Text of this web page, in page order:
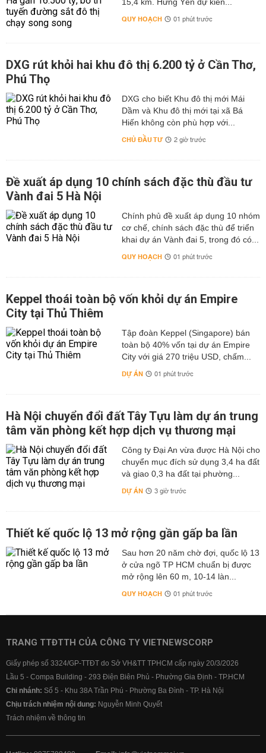
QUY HOẠCH 01 phút trước
DXG rút khỏi hai khu đô thị 6.200 tỷ ở Cần Thơ,
Phú Thọ
DXG cho biết Khu đô thị mới Mái
Dầm và Khu đô thị mới tại xã Bá
Hiến không còn phù hợp với...
CHỦ ĐẦU TƯ 2 giờ trước
Đề xuất áp dụng 10 chính sách đặc thù đầu tư
Vành đai 5 Hà Nội
Chính phủ đề xuất áp dụng 10 nhóm
cơ chế, chính sách đặc thù để triển
khai dự án Vành đai 5, trong đó có...
QUY HOẠCH 01 phút trước
Keppel thoái toàn bộ vốn khỏi dự án Empire
City tại Thủ Thiêm
Tập đoàn Keppel (Singapore) bán
toàn bộ 40% vốn tại dự án Empire
City với giá 270 triệu USD, chấm...
DỰ ÁN 01 phút trước
Hà Nội chuyển đổi đất Tây Tựu làm dự án trung
tâm văn phòng kết hợp dịch vụ thương mại
Công ty Đại An vừa được Hà Nội cho
chuyển mục đích sử dụng 3,4 ha đất
và giao 0,3 ha đất tại phường...
DỰ ÁN 3 giờ trước
Thiết kế quốc lộ 13 mở rộng gần gấp ba lần
Sau hơn 20 năm chờ đợi, quốc lộ 13
ở cửa ngõ TP HCM chuẩn bị được
mở rộng lên 60 m, 10-14 làn...
QUY HOẠCH 01 phút trước
TRANG TTĐTTH CỦA CÔNG TY VIETNEWSCORP
Giấy phép số 3324/GP-TTĐT do Sở VH&TT TPHCM cấp ngày 20/3/2026
Lầu 5 - Compa Building - 293 Điện Biên Phủ - Phường Gia Định - TP.HCM
Chi nhánh: Số 5 - Khu 38A Trần Phú - Phường Ba Đình - TP. Hà Nội
Chịu trách nhiệm nội dung: Nguyễn Minh Quyết
Trách nhiệm về thông tin